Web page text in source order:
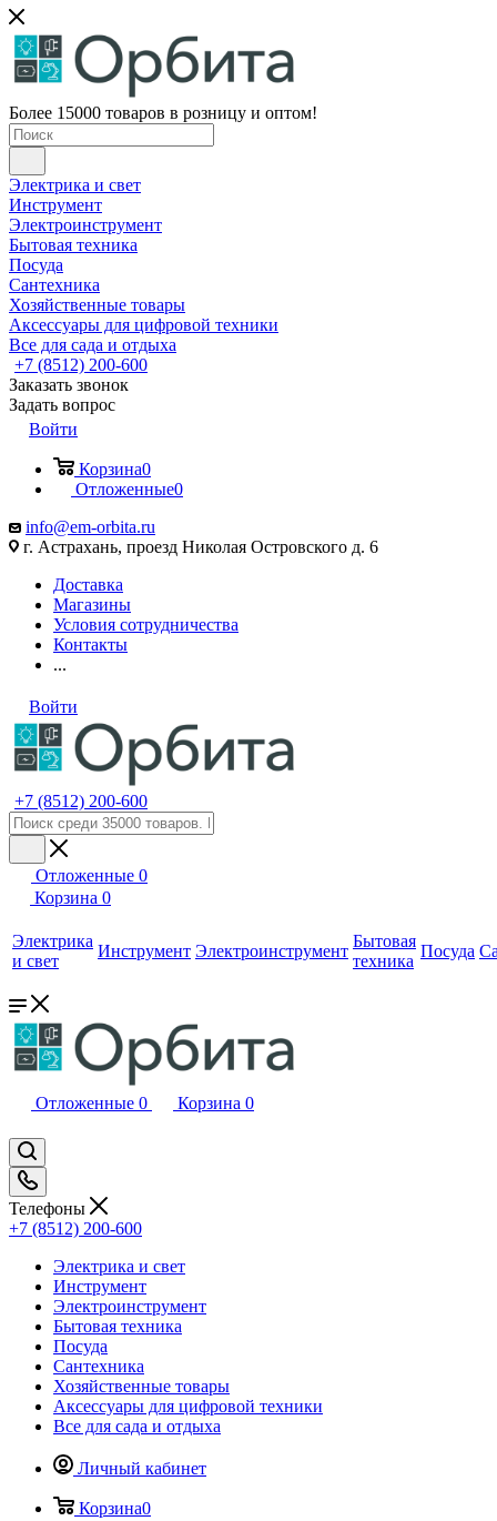
Более 15000 товаров в розницу и оптом!
Электрика и свет
Инструмент
Электроинструмент
Бытовая техника
Посуда
Сантехника
Хозяйственные товары
Аксессуары для цифровой техники
Все для сада и отдыха
+7 (8512) 200-600
Заказать звонок
Задать вопрос
Войти
Корзина0
Отложенные0
info@em-orbita.ru
г. Астрахань, проезд Николая Островского д. 6
Доставка
Магазины
Условия сотрудничества
Контакты
...
Войти
+7 (8512) 200-600
Отложенные 0
Корзина 0
Электрика
и свет
Инструмент Электроинструмент
Бытовая
техника
Посуда
Отложенные 0 Корзина 0
Телефоны
+7 (8512) 200-600
Электрика и свет
Инструмент
Электроинструмент
Бытовая техника
Посуда
Сантехника
Хозяйственные товары
Аксессуары для цифровой техники
Все для сада и отдыха
Личный кабинет
Корзина0